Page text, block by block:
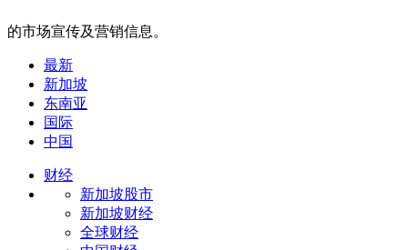
的市场宣传及营销信息。
最新
新加坡
东南亚
国际
中国
财经
新加坡股市
新加坡财经
全球财经